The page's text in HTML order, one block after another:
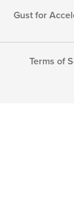
Gust for
Terms of